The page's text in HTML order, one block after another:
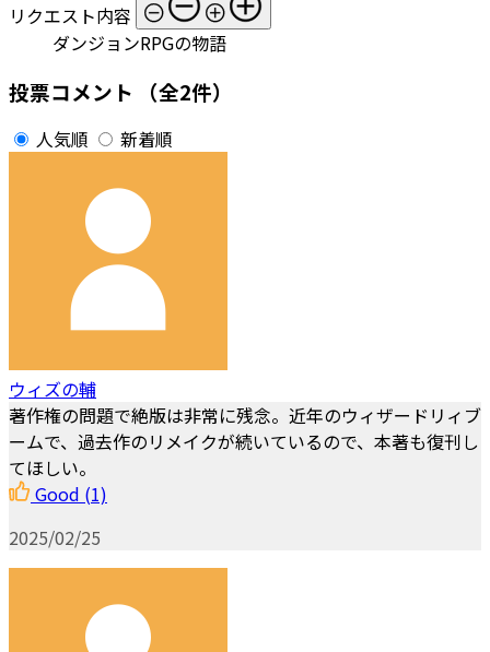
リクエスト内容
ダンジョンRPGの物語
投票コメント （全2件）
人気順 新着順
ウィズの輔
著作権の問題で絶版は非常に残念。近年のウィザードリィブ
ームで、過去作のリメイクが続いているので、本著も復刊し
てほしい。
Good (1)
2025/02/25